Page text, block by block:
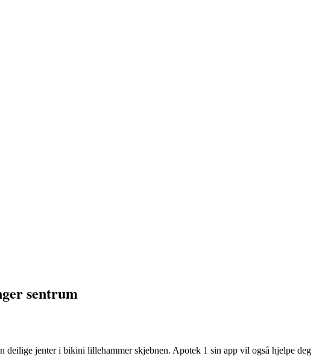
sentrum
deilige jenter i bikini lillehammer skjebnen. Apotek 1 sin app vil også hjelpe deg